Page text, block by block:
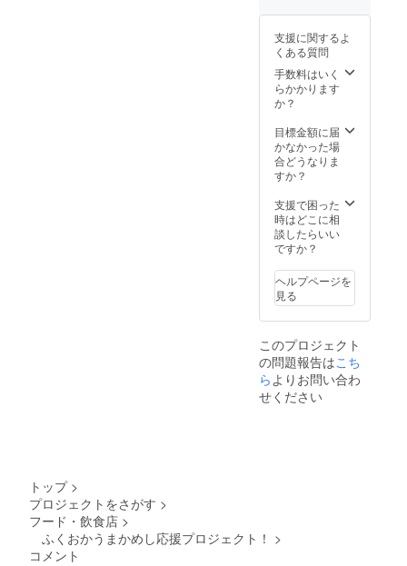
）
福岡県
の旬の
野菜約
10種類
を集め
〇福岡
うまか
もん
）
JA福
岡 ご
飯のお
セット
※DOCO
RE…福
岡県商
合会が
運営し
ている
アンテ
（DOC
ORE・
JA混
合）
福
岡県産
と福岡
名産品
をセッ
うまか
もん
パック
デラッ
（DOC
ORE・
JA混
合）
岡県産
の季節
のおい
しい野
菜と特
スA
ORE・
JA混
合）
博
多和牛
ステー
キと
DOCOR
E人気の
をセッ
ト。
〇福岡
うまか
パック
スー
パーデ
ラック
（DOC
ORE・
JA混
合）
博
支援に関するよ
くある質問
手数料はいく
らかかります
か？
目標金額に届
かなかった場
合どうなりま
すか？
支援で困った
時はどこに相
談したらいい
ですか？
ヘルプページを
見る
このプロジェクト
の問題報告はこち
らよりお問い合わ
せください
トップ >
プロジェクトをさがす >
フード・飲食店 >
ふくおかうまかめし応援プロジェクト！ >
コメント